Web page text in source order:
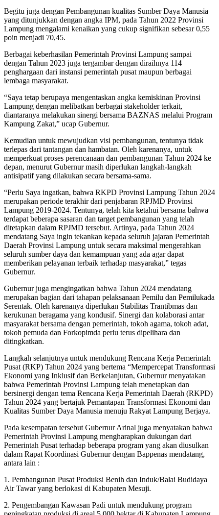
Begitu juga dengan Pembangunan kualitas Sumber Daya Manusia
yang ditunjukkan dengan angka IPM, pada Tahun 2022 Provinsi
Lampung mengalami kenaikan yang cukup signifikan sebesar 0,55
poin menjadi 70,45.
Berbagai keberhasilan Pemerintah Provinsi Lampung sampai
dengan Tahun 2023 juga tergambar dengan diraihnya 114
penghargaan dari instansi pemerintah pusat maupun berbagai
lembaga masyarakat.
“Saya tetap berupaya mengentaskan angka kemiskinan Provinsi
Lampung dengan melibatkan berbagai stakeholder terkait,
diantaranya melakukan sinergi bersama BAZNAS melalui Program
Kampung Zakat,” ucap Gubernur.
Kemudian untuk mewujudkan visi pembangunan, tentunya tidak
terlepas dari tantangan dan hambatan. Oleh karenanya, untuk
memperkuat proses perencanaan dan pembangunan Tahun 2024 ke
depan, menurut Gubernur masih diperlukan langkah-langkah
antisipatif yang dilakukan secara bersama-sama.
“Perlu Saya ingatkan, bahwa RKPD Provinsi Lampung Tahun 2024
merupakan periode terakhir dari penjabaran RPJMD Provinsi
Lampung 2019-2024. Tentunya, telah kita ketahui bersama bahwa
terdapat beberapa sasaran dan target pembangunan yang telah
ditetapkan dalam RPJMD tersebut. Artinya, pada Tahun 2024
mendatang Saya ingin tekankan kepada seluruh jajaran Pemerintah
Daerah Provinsi Lampung untuk secara maksimal mengerahkan
seluruh sumber daya dan kemampuan yang ada agar dapat
memberikan pelayanan terbaik terhadap masyarakat,” tegas
Gubernur.
Gubernur juga mengingatkan bahwa Tahun 2024 mendatang
merupakan bagian dari tahapan pelaksanaan Pemilu dan Pemilukada
Serentak. Oleh karenanya diperlukan Stabilitas Trantibmas dan
kerukunan beragama yang kondusif. Sinergi dan kolaborasi antar
masyarakat bersama dengan pemerintah, tokoh agama, tokoh adat,
tokoh pemuda dan Forkopimda perlu terus dipelihara dan
ditingkatkan.
Langkah selanjutnya untuk mendukung Rencana Kerja Pemerintah
Pusat (RKP) Tahun 2024 yang bertema “Mempercepat Transformasi
Ekonomi yang Inklusif dan Berkelanjutan, Gubernur menyatakan
bahwa Pemerintah Provinsi Lampung telah menetapkan dan
bersinergi dengan tema Rencana Kerja Pemerintah Daerah (RKPD)
Tahun 2024 yang bertajuk Pemantapan Transformasi Ekonomi dan
Kualitas Sumber Daya Manusia menuju Rakyat Lampung Berjaya.
Pada kesempatan tersebut Gubernur Arinal juga menyatakan bahwa
Pemerintah Provinsi Lampung mengharapkan dukungan dari
Pemerintah Pusat terhadap beberapa program yang akan diusulkan
dalam Rapat Koordinasi Gubernur dengan Bappenas mendatang,
antara lain :
1. Pembangunan Pusat Produksi Benih dan Induk/Balai Budidaya
Air Tawar yang berlokasi di Kabupaten Mesuji.
2. Pengembangan Kawasan Padi untuk mendukung program